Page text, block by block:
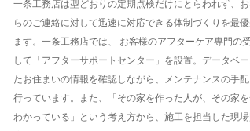
一条工務店は型どおりの定期点検だけにとらわれず、
らのご連絡に対して迅速に対応できる体制づくりを最
ます。一条工務店では、 お客様のアフターケア専門の
して「アフターサポートセンター」を設置。データベ
たお住まいの情報を確認しながら、メンテナンスの手
行っています。また、「その家を作った人が、その家を
わかっている」という考え方から、施工を担当した現